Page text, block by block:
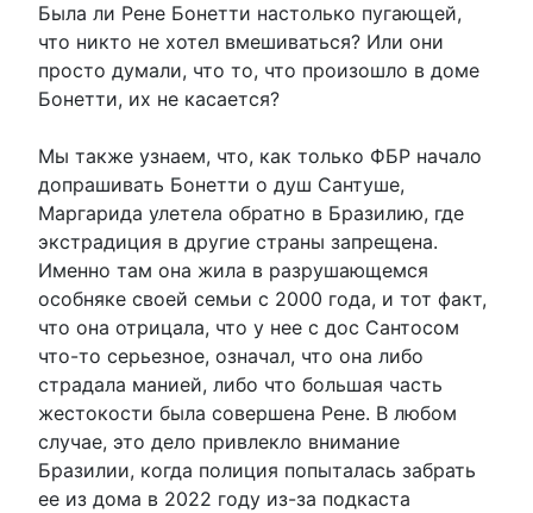
Была ли Рене Бонетти настолько пугающей,
что никто не хотел вмешиваться? Или они
просто думали, что то, что произошло в доме
Бонетти, их не касается?
Мы также узнаем, что, как только ФБР начало
допрашивать Бонетти о душ Сантуше,
Маргарида улетела обратно в Бразилию, где
экстрадиция в другие страны запрещена.
Именно там она жила в разрушающемся
особняке своей семьи с 2000 года, и тот факт,
что она отрицала, что у нее с дос Сантосом
что-то серьезное, означал, что она либо
страдала манией, либо что большая часть
жестокости была совершена Рене. В любом
случае, это дело привлекло внимание
Бразилии, когда полиция попыталась забрать
ее из дома в 2022 году из-за подкаста